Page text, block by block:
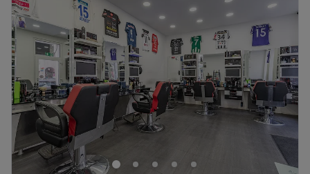
Mittwoch
09:00
18:00
Donnerstag
09:00
18:00
Freitag
09:00
18:00
Samstag
09:00– 13:00
Sonntag
Geschlossen
Erlebe die Faszination lebendiger Haarfarben in der
Donaufelderstraße 203 im 22.Bezirk, ganz in der Nähe
des Donauzentrums. Im Meisterbetrieb Bincis Haarstube
bei Esthetic ermöglichen Farbe, natürliche Farbverläufe